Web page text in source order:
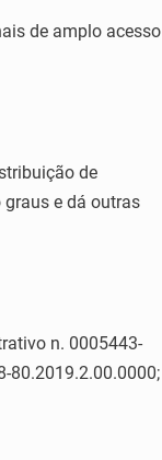
de amplo acesso
de
e dá outras
n. 0005443-
80.2019.2.00.0000;